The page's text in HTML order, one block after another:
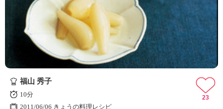
福山 秀子
10分
2011/06/06 きょうの料理レシピ
23